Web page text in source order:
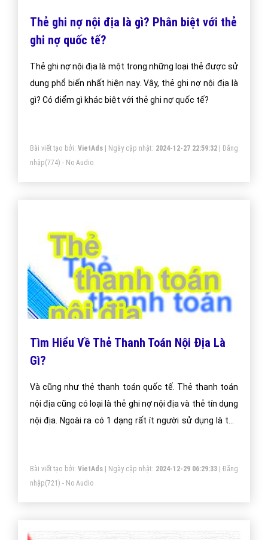
Thẻ ghi nợ nội địa là gì? Phân biệt với thẻ
ghi nợ quốc tế?
Thẻ ghi nợ nội địa là một trong những loại thẻ được sử
dụng phổ biến nhất hiện nay. Vậy, thẻ ghi nợ nội địa là
gì? Có điểm gì khác biệt với thẻ ghi nợ quốc tế?
Bài viết tạo bởi: VietAds| Ngày cập nhật: 2024-12-27 22:59:32|Đăng
nhập(774) - No Audio
Tìm Hiểu Về Thẻ Thanh Toán Nội Địa Là
Gì?
Và cũng như thẻ thanh toán quốc tế. Thẻ thanh toán
nội địa cũng có loại là thẻ ghi nợ nội địa và thẻ tín dụng
nội địa. Ngoài ra có 1 dạng rất ít người sử dụng là thẻ
Bài viết tạo bởi: VietAds| Ngày cập nhật: 2024-12-29 06:29:33|Đăng
nhập(721) - No Audio